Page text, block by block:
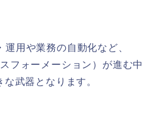
用や業務の自動化など、
フォーメーション）が進む中
武器となります。